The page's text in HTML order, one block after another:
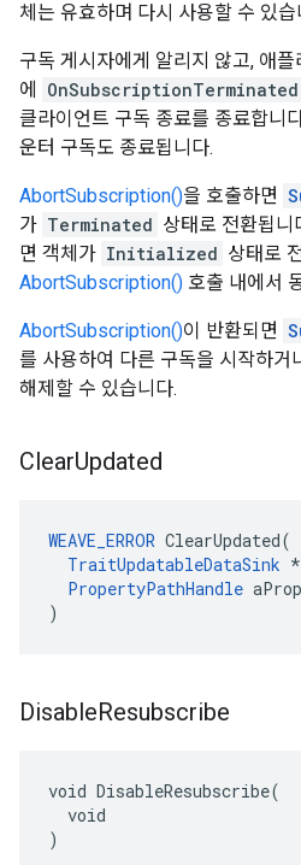
체는 유효하며 다시 사용할 수 있습
구독 게시자에게 알리지 않고, 애
에
OnSubscriptionTerminated
클라이언트 구독 종료를 종료합니
운터 구독도 종료됩니다.
AbortSubscription()을 호출하면
가 Terminated 상태로 전환됩니
면 객체가 Initialized 상태로
AbortSubscription() 호출 내에서
AbortSubscription()이 반환되면
를 사용하여 다른 구독을 시작하거
해제할 수 있습니다.
ClearUpdated
WEAVE_ERROR ClearUpdated(
TraitUpdatableDataSink
PropertyPathHandle
)
DisableResubscribe
void DisableResubscribe(
  void
)